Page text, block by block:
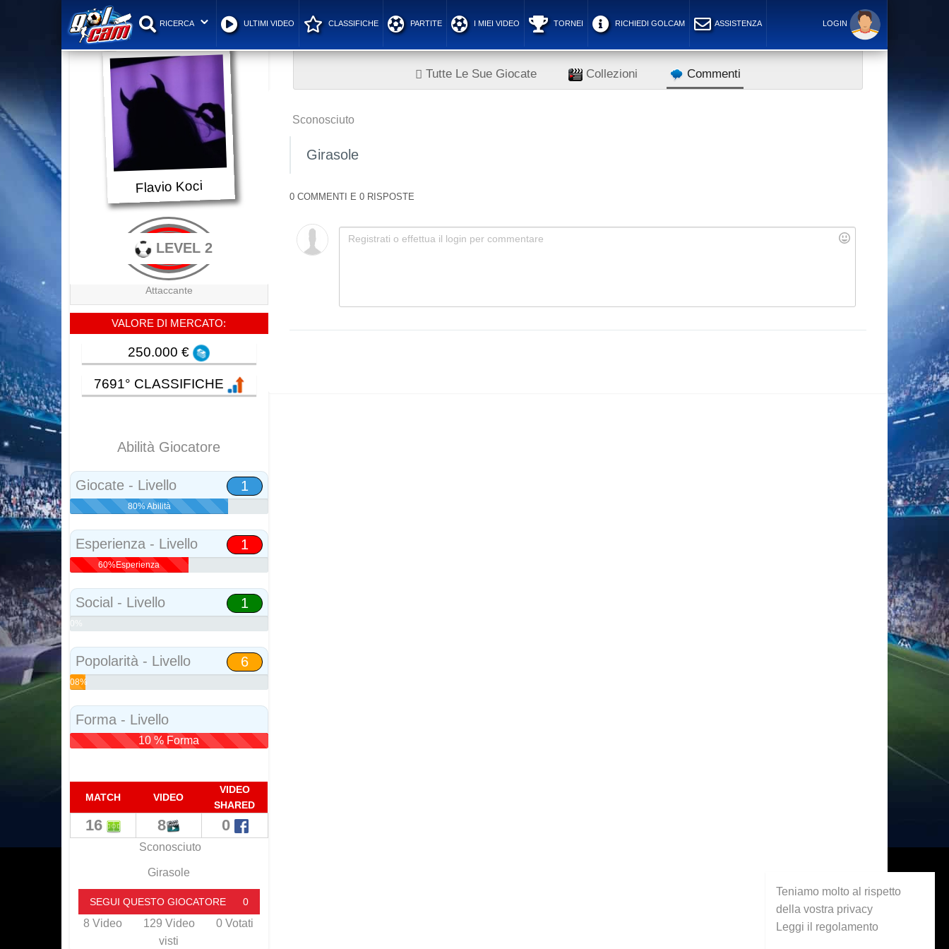
RICERCA ULTIMI VIDEO CLASSIFICHE PARTITE I MIEI VIDEO TORNEI RICHIEDI GOLCAM ASSISTENZA LOGIN
Flavio Koci
LEVEL 2
Attaccante
VALORE DI MERCATO:
250.000 €
7691° CLASSIFICHE
Abilità Giocatore
Giocate - Livello 1
80% Abilità
Esperienza - Livello 1
60%Esperienza
Social - Livello 1
0%
Popolarità - Livello 6
08%
Forma - Livello
10 % Forma
MATCH VIDEO
VIDEO
SHARED
16 8 0
Sconosciuto
Girasole
SEGUI QUESTO GIOCATORE 0
8 Video 129 Video
visti
0 Votati
Tutte Le Sue Giocate Collezioni Commenti
Sconosciuto
Girasole
0 COMMENTI E 0 RISPOSTE
Teniamo molto al rispetto
della vostra privacy
Leggi il regolamento